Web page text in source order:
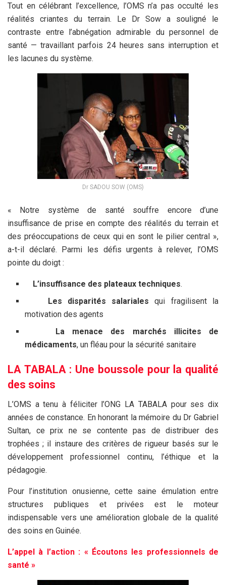
Tout en célébrant l’excellence, l’OMS n’a pas occulté les
réalités criantes du terrain. Le Dr Sow a souligné le
contraste entre l’abnégation admirable du personnel de
santé — travaillant parfois 24 heures sans interruption et
les lacunes du système.
Dr SADOU SOW (OMS)
« Notre système de santé souffre encore d’une
insuffisance de prise en compte des réalités du terrain et
des préoccupations de ceux qui en sont le pilier central »,
a-t-il déclaré. Parmi les défis urgents à relever, l’OMS
pointe du doigt :
L’insuffisance des plateaux techniques.
Les disparités salariales qui fragilisent la
motivation des agents
La menace des marchés illicites de
médicaments, un fléau pour la sécurité sanitaire
LA TABALA : Une boussole pour la qualité
des soins
L’OMS a tenu à féliciter l’ONG LA TABALA pour ses dix
années de constance. En honorant la mémoire du Dr Gabriel
Sultan, ce prix ne se contente pas de distribuer des
trophées ; il instaure des critères de rigueur basés sur le
développement professionnel continu, l’éthique et la
pédagogie.
Pour l’institution onusienne, cette saine émulation entre
structures publiques et privées est le moteur
indispensable vers une amélioration globale de la qualité
des soins en Guinée.
L’appel à l’action : « Écoutons les professionnels de
santé »